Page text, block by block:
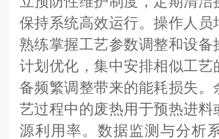
保持系统高效运行。操作人
熟练掌握工艺参数调整和设
计划优化，集中安排相似工
备频繁调整带来的能耗损失
艺过程中的废热用于预热进
源利用率。数据监测与分析